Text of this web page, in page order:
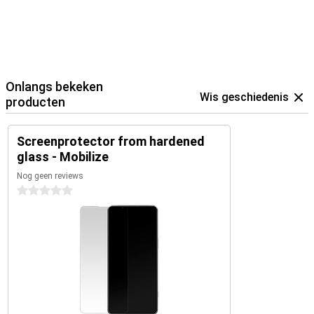
Onlangs bekeken
producten
Wis geschiedenis
Screenprotector from hardened
glass - Mobilize
Nog geen reviews
0 sterren